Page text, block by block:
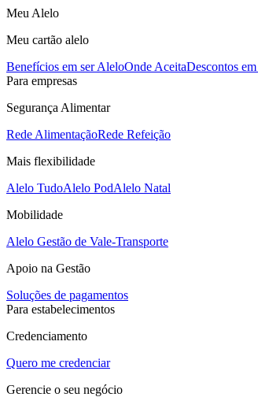
Meu Alelo
Meu cartão alelo
Benefícios em ser AleloOnde AceitaDescontos
Para empresas
Segurança Alimentar
Rede AlimentaçãoRede Refeição
Mais flexibilidade
Alelo TudoAlelo PodAlelo Natal
Mobilidade
Alelo Gestão de Vale-Transporte
Apoio na Gestão
Soluções de pagamentos
Para estabelecimentos
Credenciamento
Quero me credenciar
Gerencie o seu negócio